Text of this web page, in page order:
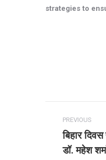
strategies to
PREVIOUS
Previous
post:
बिहार
डॉ. महेश